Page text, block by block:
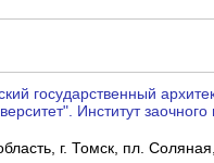
государственный
Институт
г. Томск, пл.